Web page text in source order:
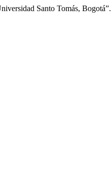
Santo Tomás, Bogotá”.